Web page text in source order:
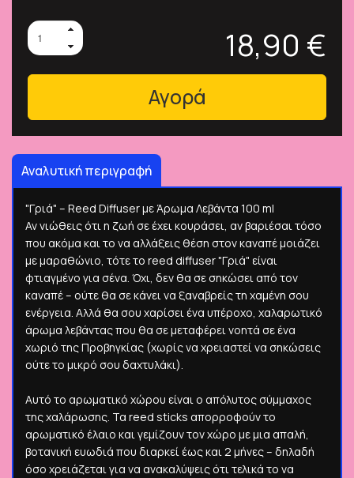
18,90 €
Αγορά
Αναλυτική περιγραφή
"Γριά" – Reed Diffuser με Άρωμα Λεβάντα 100 ml
Αν νιώθεις ότι η ζωή σε έχει κουράσει, αν βαριέσαι τόσο
που ακόμα και το να αλλάξεις θέση στον καναπέ μοιάζει
με μαραθώνιο, τότε το reed diffuser "Γριά" είναι
φτιαγμένο για σένα. Όχι, δεν θα σε σηκώσει από τον
καναπέ – ούτε θα σε κάνει να ξαναβρείς τη χαμένη σου
ενέργεια. Αλλά θα σου χαρίσει ένα υπέροχο, χαλαρωτικό
άρωμα λεβάντας που θα σε μεταφέρει νοητά σε ένα
χωριό της Προβηγκίας (χωρίς να χρειαστεί να σηκώσεις
ούτε το μικρό σου δαχτυλάκι).
Αυτό το αρωματικό χώρου είναι ο απόλυτος σύμμαχος
της χαλάρωσης. Τα reed sticks απορροφούν το
αρωματικό έλαιο και γεμίζουν τον χώρο με μια απαλή,
βοτανική ευωδιά που διαρκεί έως και 2 μήνες – δηλαδή
όσο χρειάζεται για να ανακαλύψεις ότι τελικά το να